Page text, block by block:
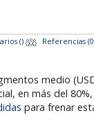
() Referencias
medio
en más del 80%,
para frenar